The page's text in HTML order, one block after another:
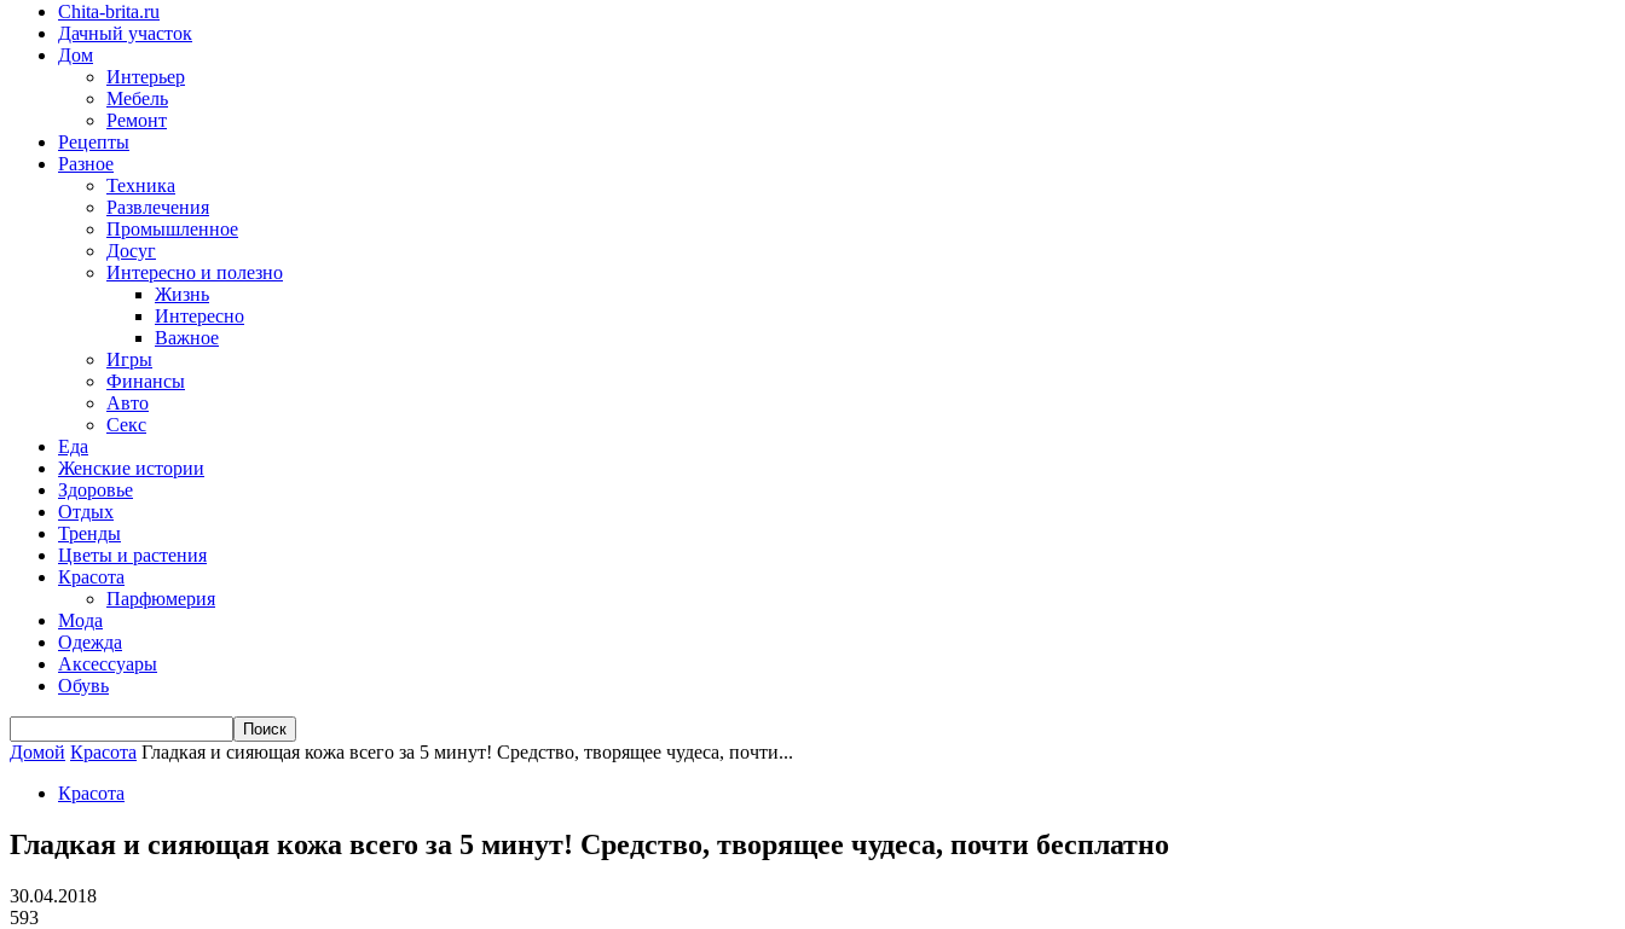
Chita-brita.ru
Дачный участок
Дом
Интерьер
Мебель
Ремонт
Рецепты
Разное
Техника
Развлечения
Промышленное
Досуг
Интересно и полезно
Жизнь
Интересно
Важное
Игры
Финансы
Авто
Секс
Еда
Женские истории
Здоровье
Отдых
Тренды
Цветы и растения
Красота
Парфюмерия
Мода
Одежда
Аксессуары
Обувь
Домой Красота Гладкая и сияющая кожа всего за 5 минут! Средство, творящее чудеса, почти...
Красота
Гладкая и сияющая кожа всего за 5 минут! Средство, творящее чудеса, почти бесплатно
30.04.2018
593